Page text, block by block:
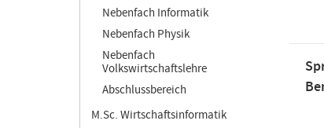
Nebenfach Informatik
Nebenfach Physik
Nebenfach
Volkswirtschaftslehre
Abschlussbereich
M.Sc. Wirtschaftsinformatik